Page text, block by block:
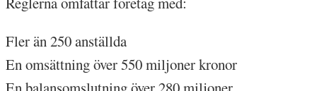
Fler än 250 anställda
En omsättning över 550 miljoner kronor